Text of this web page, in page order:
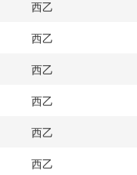
西乙
西乙
西乙
西乙
西乙
西乙